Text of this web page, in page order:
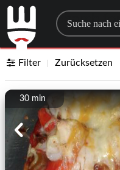
Search
Filter Zurücksetzen
30 min